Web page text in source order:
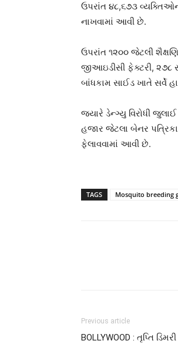
ઉપરાંત ૪૮,૬૭૩
નાખવામાં આવી છે.
ઉપરાંત ૧૨૦૦ જેટલી
જીઆઇડીસી ફેક્ટરી, ૨૭૮
બાંધકામ સાઈડ ખાતે સર્વે
જ્યારે ડેન્ગ્યુ વિરોધી
હજાર જેટલા બેનર
ફેલાવવામાં આવી છે.
TAGS Mosquito breeding
Previous article
BOLLYWOOD : તૃપ્તિ